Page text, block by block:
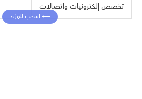
تخصص إلكترونيات واتصالات